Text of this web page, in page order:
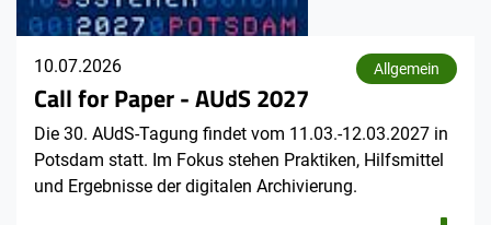
10.07.2026 Allgemein
Call for Paper - AUdS 2027
Die 30. AUdS-Tagung findet vom 11.03.-12.03.2027 in
Potsdam statt. Im Fokus stehen Praktiken, Hilfsmittel
und Ergebnisse der digitalen Archivierung.